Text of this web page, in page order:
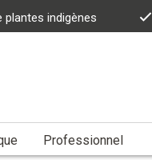
plantes indigènes
Professionnel